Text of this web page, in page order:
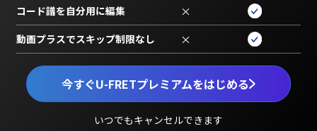
今すぐU-FRETプレミアムをはじめる
いつでもキャンセルできます
コード譜を自分用に編集 ×
動画プラスでスキップ制限なし ×